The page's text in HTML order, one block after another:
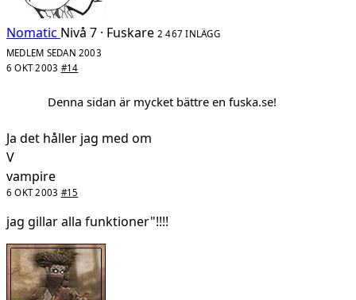
Nomatic Nivå 7 · Fuskare 2 467 INLÄGG
MEDLEM SEDAN 2003
6 OKT 2003 #14
Denna sidan är mycket bättre en fuska.se!
Ja det håller jag med om
V
vampire
6 OKT 2003 #15
jag gillar alla funktioner"!!!!